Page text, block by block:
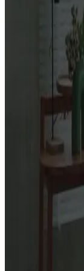
และการใช้ชีวิตได้
ก่อสร้าง ด้วยวัส
ทุกขั้นตอน บ้านทุ
"Sarin Smart
ให้ความช่วยเหลือ
#บ้านหรูอุบล #บ้า
เลือกบ้านที่ "ใช่"
5488 💬 ทักแชท
โครงการ:
klang 🎯 ที่ตั้งโคร
https://
เรื่องราวเพื่อชีวิ
บ้านสาริน •
Youtube :
https://
Instagram :
TikTok :
Threads :